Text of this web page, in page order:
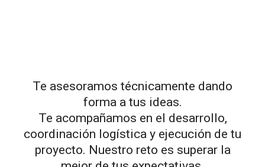
Te asesoramos técnicamente dando
forma a tus ideas.
Te acompañamos en el desarrollo,
coordinación logística y ejecución de tu
proyecto. Nuestro reto es superar la